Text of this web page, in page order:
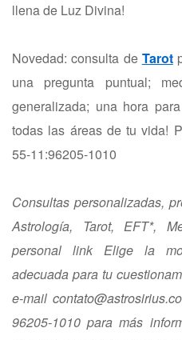
llena de Luz Divina!
Novedad: consulta de Tarot
una pregunta puntual;
generalizada; una hora
todas las áreas de tu vida!
55-11:96205-1010
Consultas personalizadas,
Astrología, Tarot, EFT*,
personal link Elige la
adecuada para tu
e-mail
96205-1010 para más